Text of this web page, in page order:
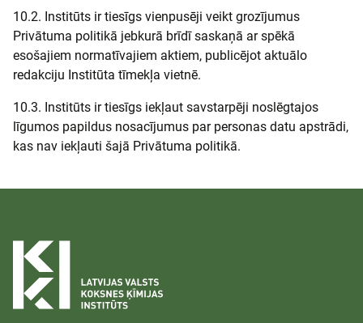
10.2. Institūts ir tiesīgs vienpusēji veikt grozījumus
Privātuma politikā jebkurā brīdī saskaņā ar spēkā
esošajiem normatīvajiem aktiem, publicējot aktuālo
redakciju Institūta tīmekļa vietnē.
10.3. Institūts ir tiesīgs iekļaut savstarpēji noslēgtajos
līgumos papildus nosacījumus par personas datu apstrādi,
kas nav iekļauti šajā Privātuma politikā.